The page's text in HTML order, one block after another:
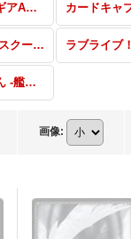
戦姫絶唱シンフォギアAXZ RR・R・U・C・CR・CC
ラブライブ！ feat.スクールアイドルフェスティバル Vol.3〜6th Anniversary〜 RR・R・U・C・CR・CC
「艦隊これくしょん -艦これ-」5th Phase トライアルデッキ＋「艦隊これくしょん -艦これ-」
画像: